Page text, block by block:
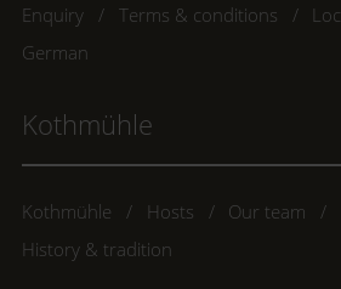
Enquiry
Terms & conditions
German
Kothmühle
Kothmühle Hosts Our team
History & tradition